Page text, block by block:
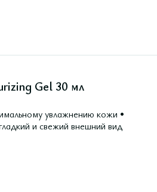
Gel 30 мл
увлажнению кожи •
и свежий внешний вид